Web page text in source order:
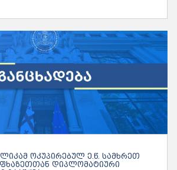
ᲝᲙᲣᲞᲘᲠᲔᲑᲣᲚ Ე.Წ. ᲡᲐᲛᲮᲠᲔᲗ
ᲓᲘᲞᲚᲝᲛᲐᲢᲘᲣᲠᲘ